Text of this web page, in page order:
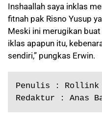
Inshaallah saya inklas
fitnah pak Risno Yusup
Meski ini merugikan
iklas apapun itu,
sendiri,” pungkas Erwin.
Penulis : Rollink
Redaktur : Anas